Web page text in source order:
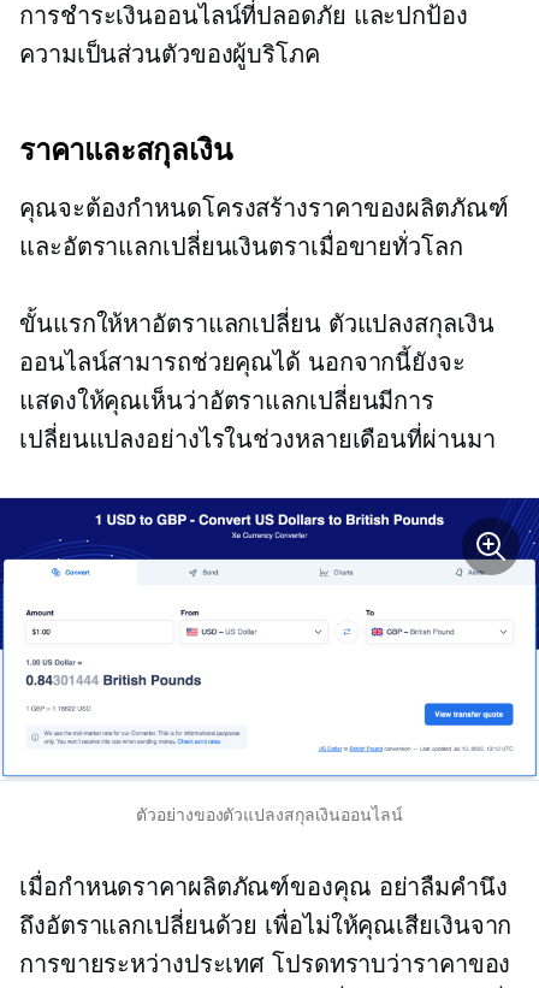
การชำระเงินออนไลน์ที่ปลอดภัย และปกป้อง
ความเป็นส่วนตัวของผู้บริโภค
ราคาและสกุลเงิน
คุณจะต้องกำหนดโครงสร้างราคาของผลิตภัณฑ์
และอัตราแลกเปลี่ยนเงินตราเมื่อขายทั่วโลก
ขั้นแรกให้หาอัตราแลกเปลี่ยน ตัวแปลงสกุลเงิน
ออนไลน์สามารถช่วยคุณได้ นอกจากนี้ยังจะ
แสดงให้คุณเห็นว่าอัตราแลกเปลี่ยนมีการ
เปลี่ยนแปลงอย่างไรในช่วงหลายเดือนที่ผ่านมา
ตัวอย่างของตัวแปลงสกุลเงินออนไลน์
เมื่อกำหนดราคาผลิตภัณฑ์ของคุณ อย่าลืมคำนึง
ถึงอัตราแลกเปลี่ยนด้วย เพื่อไม่ให้คุณเสียเงินจาก
การขายระหว่างประเทศ โปรดทราบว่าราคาของ